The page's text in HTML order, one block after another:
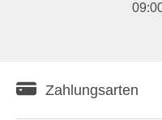
Zahlungsarten